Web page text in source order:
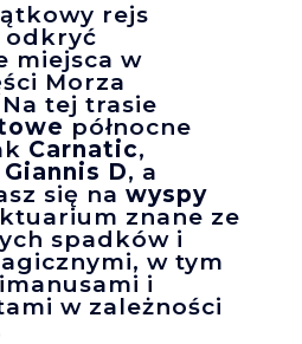
rejs
odkryć
miejsca w
Morza
tej trasie
północne
Carnatic,
Giannis D, a
się na wyspy
znane ze
spadków i
w tym
i
w zależności